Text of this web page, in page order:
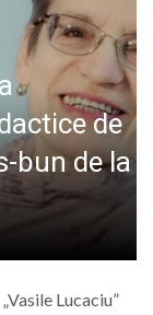
de
bun de la
Lucaciu”